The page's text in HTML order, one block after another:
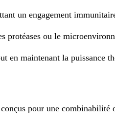
un engagement
ou le
en maintenant la puissance
pour une combinabilité